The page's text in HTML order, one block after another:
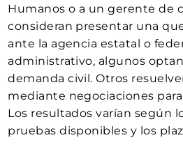
Humanos o a un gerente de
consideran presentar una
ante la agencia estatal o
administrativo, algunos
demanda civil. Otros
mediante negociaciones
Los resultados varían según
pruebas disponibles y los